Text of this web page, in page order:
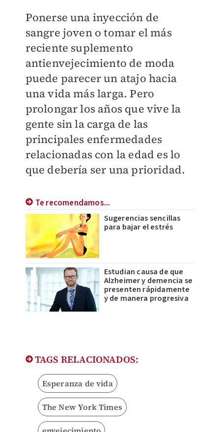
Ponerse una inyección de
sangre joven o tomar el más
reciente suplemento
antienvejecimiento de moda
puede parecer un atajo hacia
una vida más larga. Pero
prolongar los años que vive la
gente sin la carga de las
principales enfermedades
relacionadas con la edad es lo
que debería ser una prioridad.
Te recomendamos...
Sugerencias sencillas
para bajar el estrés
Estudian causa de que
Alzheimer y demencia se
presenten rápidamente
y de manera progresiva
TAGS RELACIONADOS:
Esperanza de vida
The New York Times